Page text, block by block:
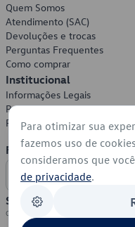
Quem Somos
Atendimento (SAC)
Devoluções e trocas
Perguntas Frequentes
Como comprar
Institucional
Informações Legais
Política de Privacidade
Política de Cookies
Formas de Pagamento
Segurança
Para otimizar sua
fazemos uso de
consideramos que
de privacidade.